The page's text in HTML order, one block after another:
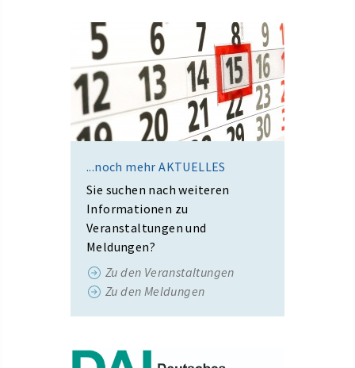
...noch mehr AKTUELLES
Sie suchen nach weiteren
Informationen zu
Veranstaltungen und
Meldungen?
Zu den Veranstaltungen
Zu den Meldungen